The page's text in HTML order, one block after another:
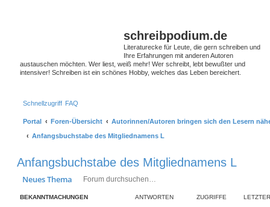
schreibpodium.de
Literaturecke für Leute, die gern schreiben und
Ihre Erfahrungen mit anderen Autoren
austauschen möchten. Wer liest, weiß mehr! Wer schreibt, lebt bewußter und
intensiver! Schreiben ist ein schönes Hobby, welches das Leben bereichert.
Schnellzugriff FAQ
Portal Foren-Übersicht
Autorinnen/Autoren bringen sich den Lesern
Anfangsbuchstabe des Mitgliednamens L
Anfangsbuchstabe des Mitgliednamens L
Neues Thema
BEKANNTMACHUNGEN ANTWORTEN ZUGRIFFE